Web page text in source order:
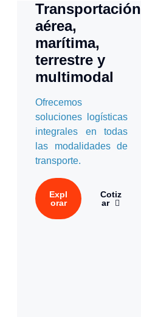
Transportación
aérea,
marítima,
terrestre y
multimodal
Ofrecemos
soluciones logísticas
integrales en todas
las modalidades de
transporte.
Expl
orar
Cotiz
ar